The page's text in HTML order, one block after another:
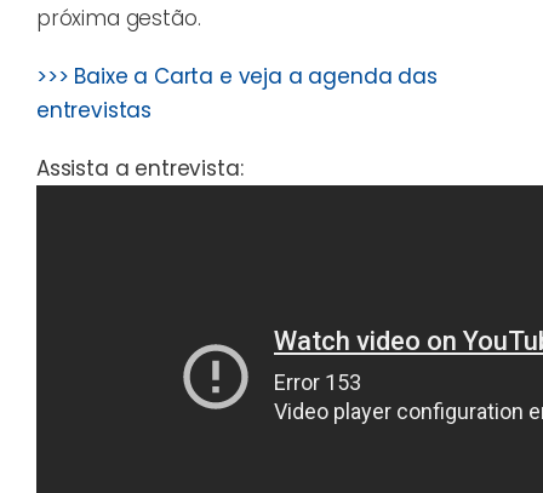
próxima gestão.
>>> Baixe a Carta e veja a agenda das
entrevistas
Assista a entrevista: